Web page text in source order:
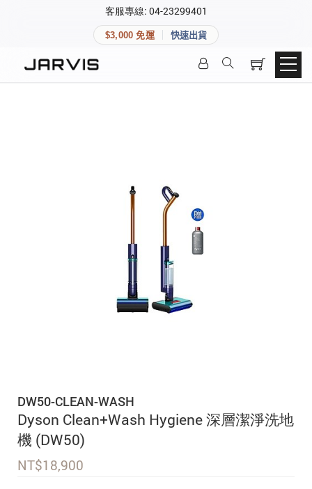
客服專線: 04-23299401
$3,000 免運 快速出貨
DW50-CLEAN-WASH
Dyson Clean+Wash Hygiene 深層潔淨洗地
機 (DW50)
NT$18,900
快速連結
登入後可查看訂單、會員資料與收藏清單。
登入會員
建立新帳號
加入 JARVIS VIP